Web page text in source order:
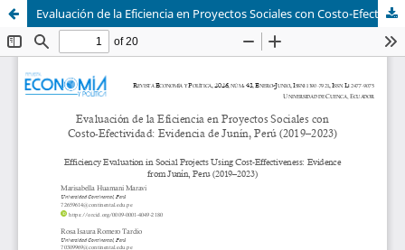
Evaluación de la Eficiencia en Proyectos Sociales con Costo-Efectividad: Evidencia de Junín, Perú (2019–2023)